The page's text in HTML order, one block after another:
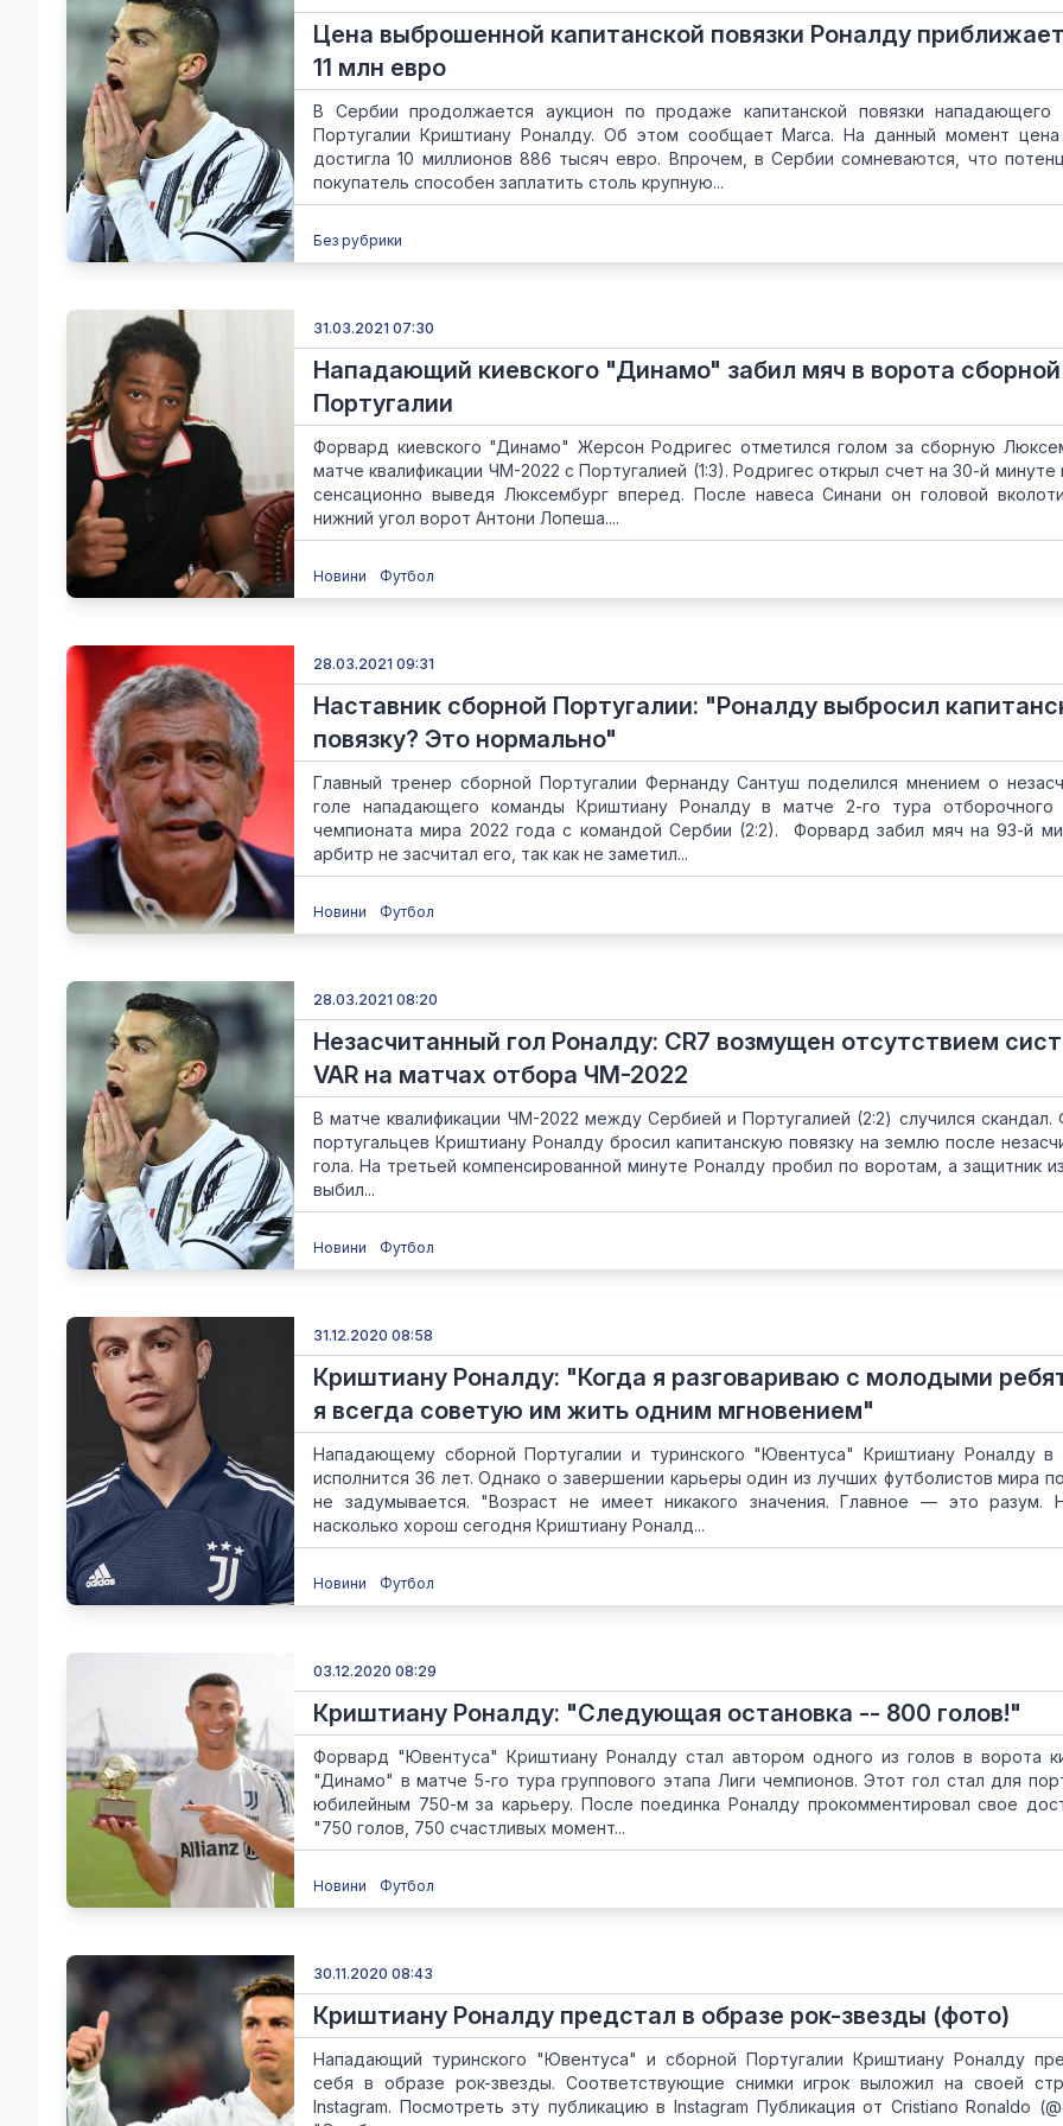
Цена выброшенной капитанской повязки Роналду
11 млн евро
В Сербии продолжается аукцион по продаже капитанской повязки нападающего
Португалии Криштиану Роналду. Об этом сообщает Marca. На данный момент цена
достигла 10 миллионов 886 тысяч евро. Впрочем, в Сербии сомневаются, что
покупатель способен заплатить столь крупную...
Без рубрики
31.03.2021 07:30
Нападающий киевского "Динамо" забил мяч в ворота сборной
Португалии
Форвард киевского "Динамо" Жерсон Родригес отметился голом за сборную
матче квалификации ЧМ-2022 с Португалией (1:3). Родригес открыл счет на 30-й минуте
сенсационно выведя Люксембург вперед. После навеса Синани он головой
нижний угол ворот Антони Лопеша....
Новини Футбол
28.03.2021 09:31
Наставник сборной Португалии: "Роналду выбросил
повязку? Это нормально"
Главный тренер сборной Португалии Фернанду Сантуш поделился мнением о
голе нападающего команды Криштиану Роналду в матче 2-го тура отборочного
чемпионата мира 2022 года с командой Сербии (2:2). Форвард забил мяч на 93-й
арбитр не засчитал его, так как не заметил...
Новини Футбол
28.03.2021 08:20
Незасчитанный гол Роналду: CR7 возмущен отсутствием
VAR на матчах отбора ЧМ-2022
В матче квалификации ЧМ-2022 между Сербией и Португалией (2:2) случился скандал.
португальцев Криштиану Роналду бросил капитанскую повязку на землю после
гола. На третьей компенсированной минуте Роналду пробил по воротам, а защитник
выбил...
Новини Футбол
31.12.2020 08:58
Криштиану Роналду: "Когда я разговариваю с молодыми
я всегда советую им жить одним мгновением"
Нападающему сборной Португалии и туринского "Ювентуса" Криштиану Роналду в
исполнится 36 лет. Однако о завершении карьеры один из лучших футболистов мира
не задумывается. "Возраст не имеет никакого значения. Главное — это разум.
насколько хорош сегодня Криштиану Роналд...
Новини Футбол
03.12.2020 08:29
Криштиану Роналду: "Следующая остановка -- 800 голов!"
Форвард "Ювентуса" Криштиану Роналду стал автором одного из голов в ворота
"Динамо" в матче 5-го тура группового этапа Лиги чемпионов. Этот гол стал для
юбилейным 750-м за карьеру. После поединка Роналду прокомментировал свое
"750 голов, 750 счастливых момент...
Новини Футбол
30.11.2020 08:43
Криштиану Роналду предстал в образе рок-звезды (фото)
Нападающий туринского "Ювентуса" и сборной Португалии Криштиану Роналду
себя в образе рок-звезды. Соответствующие снимки игрок выложил на своей
Instagram. Посмотреть эту публикацию в Instagram Публикация от Cristiano Ronaldo